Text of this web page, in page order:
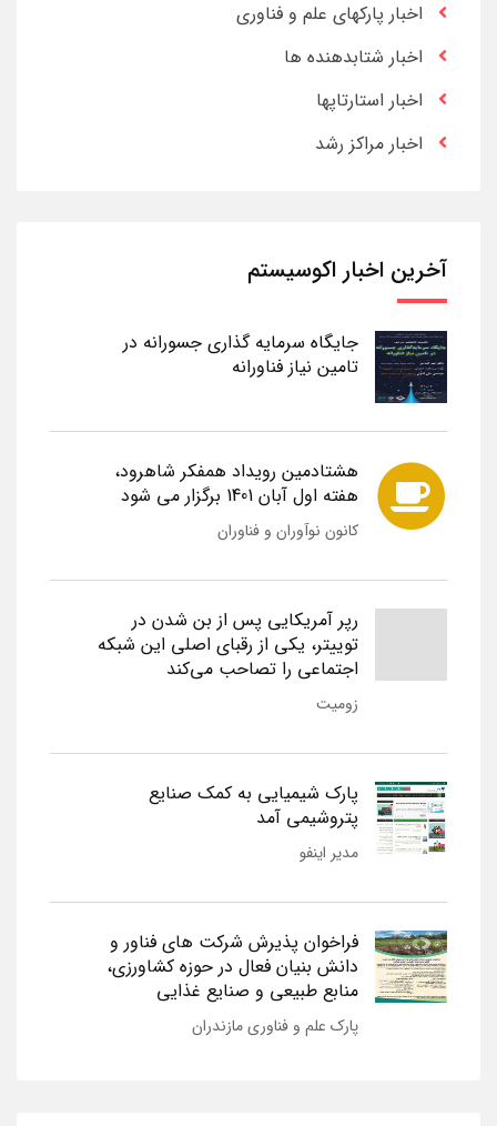
اخبار پارکهای علم و فناوری
اخبار شتابدهنده ها
اخبار استارتاپها
اخبار مراکز رشد
آخرین اخبار اکوسیستم
جایگاه سرمایه گذاری جسورانه در
تامین نیاز فناورانه
هشتادمین رویداد همفکر شاهرود،
هفته اول آبان 1401 برگزار می شود
کانون نوآوران و فناوران
رپر آمریکایی پس از بن شدن در
توییتر، یکی از رقبای اصلی این شبکه
اجتماعی را تصاحب می‌کند
زومیت
پارک شیمیایی به کمک صنایع
پتروشیمی آمد
مدیر اینفو
فراخوان پذیرش شرکت های فناور و
دانش بنیان فعال در حوزه کشاورزی،
منابع طبیعی و صنایع غذایی
پارک علم و فناوری مازندران